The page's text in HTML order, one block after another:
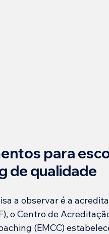
para
de qualidade
a observar é a
o Centro de
(EMCC)